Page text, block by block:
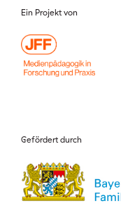
Ein Projekt von
Gefördert durch